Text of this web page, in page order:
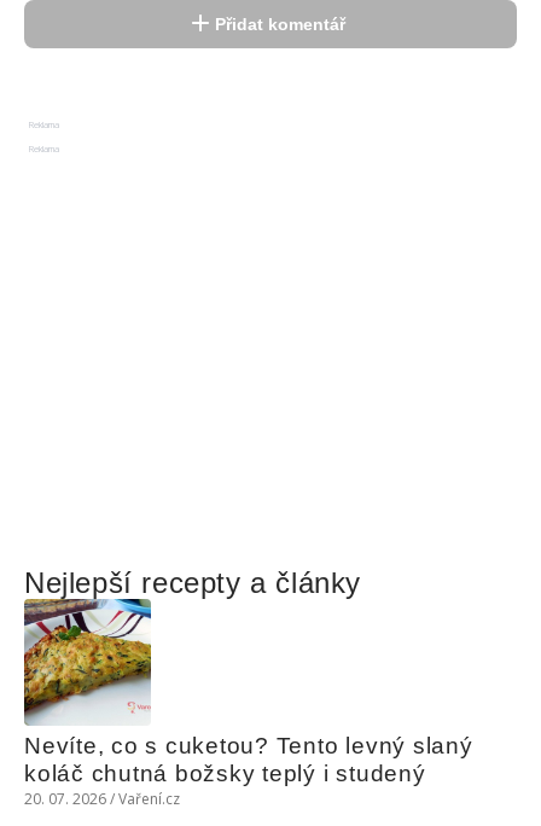
Přidat komentář
Reklama
Reklama
Nejlepší recepty a články
Nevíte, co s cuketou? Tento levný slaný
koláč chutná božsky teplý i studený
20. 07. 2026 / Vaření.cz